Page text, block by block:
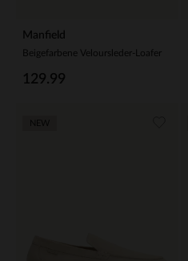
Manfield
Beigefarbene Veloursleder-Loafer
129.99